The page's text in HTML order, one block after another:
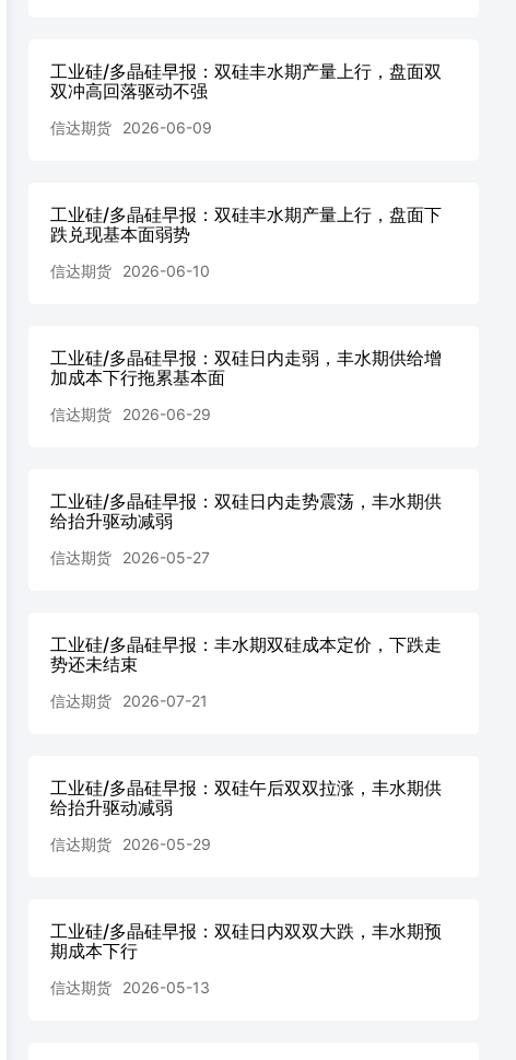
工业硅/多晶硅早报：双硅丰水期产量上行，盘面双
双冲高回落驱动不强
信达期货 2026-06-09
工业硅/多晶硅早报：双硅丰水期产量上行，盘面下
跌兑现基本面弱势
信达期货 2026-06-10
工业硅/多晶硅早报：双硅日内走弱，丰水期供给增
加成本下行拖累基本面
信达期货 2026-06-29
工业硅/多晶硅早报：双硅日内走势震荡，丰水期供
给抬升驱动减弱
信达期货 2026-05-27
工业硅/多晶硅早报：丰水期双硅成本定价，下跌走
势还未结束
信达期货 2026-07-21
工业硅/多晶硅早报：双硅午后双双拉涨，丰水期供
给抬升驱动减弱
信达期货 2026-05-29
工业硅/多晶硅早报：双硅日内双双大跌，丰水期预
期成本下行
信达期货 2026-05-13